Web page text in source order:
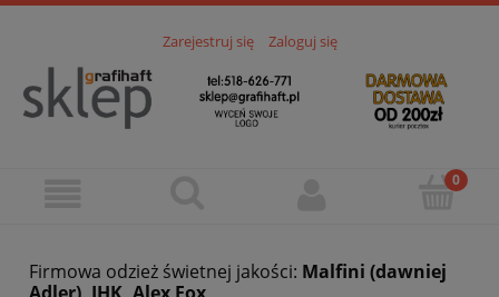
Zarejestruj się Zaloguj się
Firmowa odzież świetnej jakości: Malfini (dawniej
Adler), JHK, Alex Fox